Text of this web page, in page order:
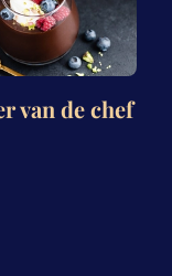
van de chef